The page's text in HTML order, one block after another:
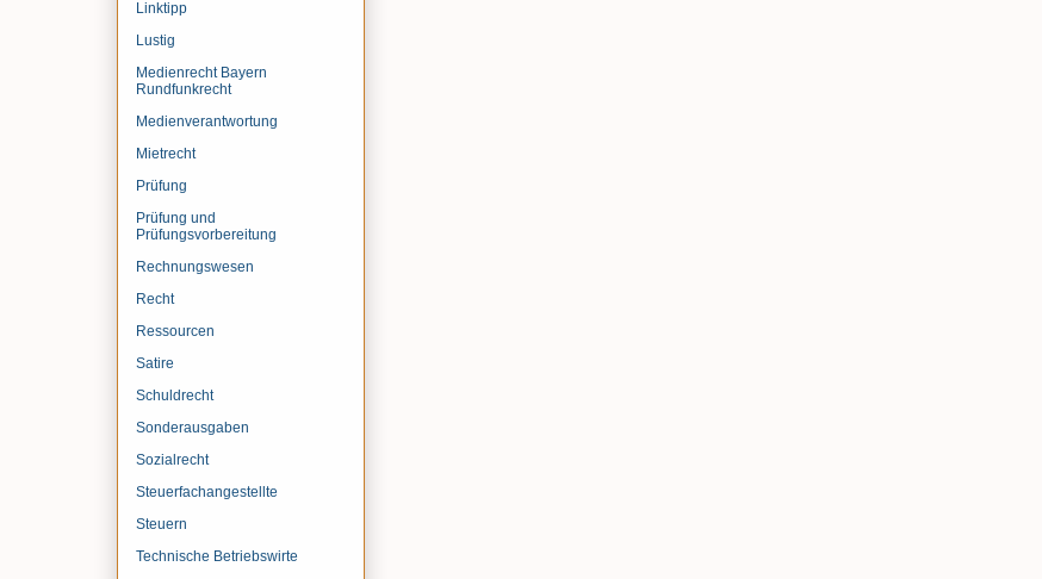
Linktipp
Lustig
Medienrecht Bayern
Rundfunkrecht
Medienverantwortung
Mietrecht
Prüfung
Prüfung und
Prüfungsvorbereitung
Rechnungswesen
Recht
Ressourcen
Satire
Schuldrecht
Sonderausgaben
Sozialrecht
Steuerfachangestellte
Steuern
Technische Betriebswirte